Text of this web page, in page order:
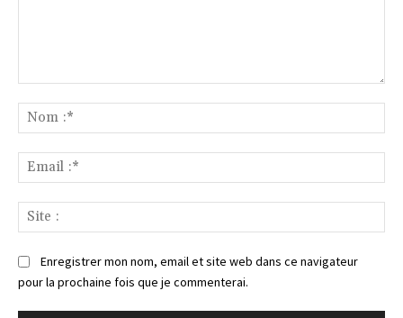
:*
:*
:
Enregistrer mon nom, email et site web dans ce navigateur
pour la prochaine fois que je commenterai.